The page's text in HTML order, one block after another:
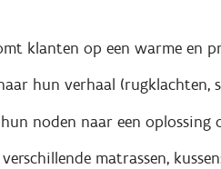
klanten op een warme en
hun verhaal (rugklachten,
noden naar een oplossing
matrassen,